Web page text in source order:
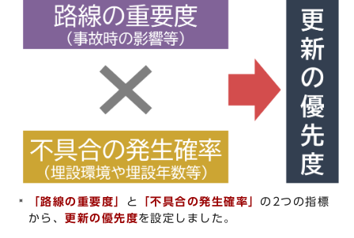
「路線の重要度」 と 「不具合の発生確率」 の2つの指標
から、更新の優先度を設定しました。